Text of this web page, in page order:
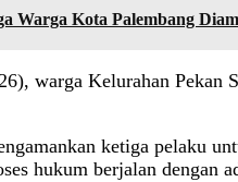
Warga Kota Palembang
warga Kelurahan
ketiga pelaku
hukum berjalan dengan